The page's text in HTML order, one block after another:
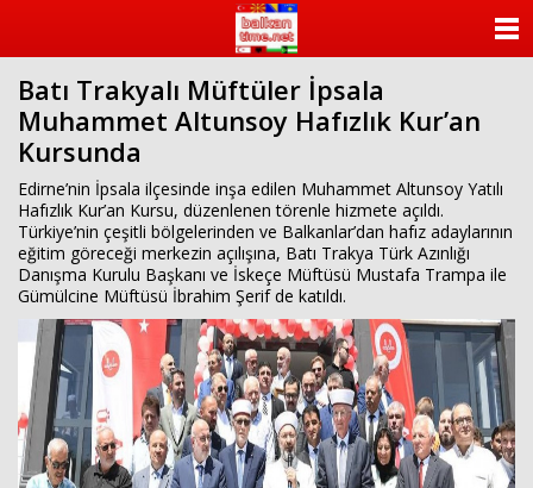
Batı Trakyalı Müftüler İpsala
Muhammet Altunsoy Hafızlık Kur’an
Kursunda
Edirne’nin İpsala ilçesinde inşa edilen Muhammet Altunsoy Yatılı
Hafızlık Kur’an Kursu, düzenlenen törenle hizmete açıldı.
Türkiye’nin çeşitli bölgelerinden ve Balkanlar’dan hafız adaylarının
eğitim göreceği merkezin açılışına, Batı Trakya Türk Azınlığı
Danışma Kurulu Başkanı ve İskeçe Müftüsü Mustafa Trampa ile
Gümülcine Müftüsü İbrahim Şerif de katıldı.
KATEGORİLER
ANKETLER
FOTO GALERİ
VİDEO GALERİ
KÜNYE
İLETİŞİM